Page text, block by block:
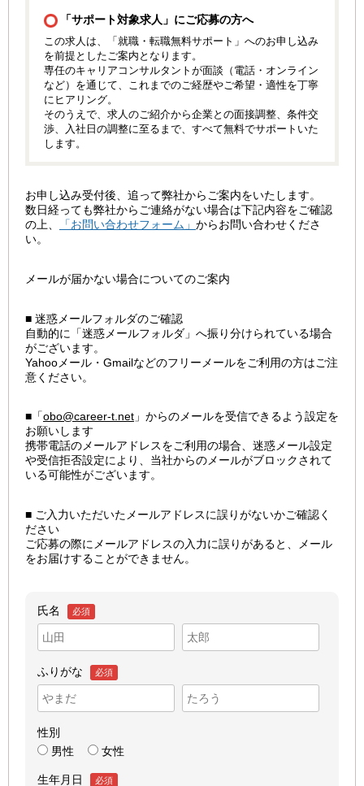
「サポート対象求人」にご応募の方へ
この求人は、「就職・転職無料サポート」へのお申し込み
を前提としたご案内となります。
専任のキャリアコンサルタントが面談（電話・オンライン
など）を通じて、これまでのご経歴やご希望・適性を丁寧
にヒアリング。
そのうえで、求人のご紹介から企業との面接調整、条件交
渉、入社日の調整に至るまで、すべて無料でサポートいた
します。
お申し込み受付後、追って弊社からご案内をいたします。
数日経っても弊社からご連絡がない場合は下記内容をご確認
の上、
「お問い合わせフォーム」 からお問い合わせくださ
い。
メールが届かない場合についてのご案内
■ 迷惑メールフォルダのご確認
自動的に「迷惑メールフォルダ」へ振り分けられている場合
がございます。
Yahooメール・Gmailなどのフリーメールをご利用の方はご注
意ください。
■「obo@career-t.net 」からのメールを受信できるよう設定を
お願いします
携帯電話のメールアドレスをご利用の場合、迷惑メール設定
や受信拒否設定により、当社からのメールがブロックされて
いる可能性がございます。
■ ご入力いただいたメールアドレスに誤りがないかご確認く
ださい
ご応募の際にメールアドレスの入力に誤りがあると、メール
をお届けすることができません。
氏名 必須
ふりがな 必須
性別
男性
女性
生年月日 必須